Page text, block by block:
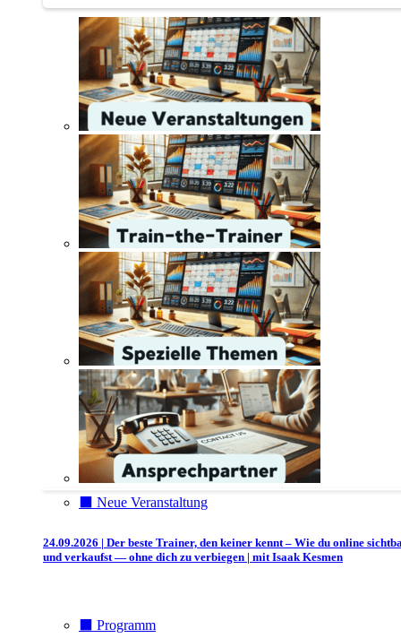
⬛️ Neue Veranstaltung
24.09.2026 | Der beste Trainer, den keiner kennt – Wie du online
und verkaufst — ohne dich zu verbiegen | mit Isaak Kesmen
⬛️ Programm